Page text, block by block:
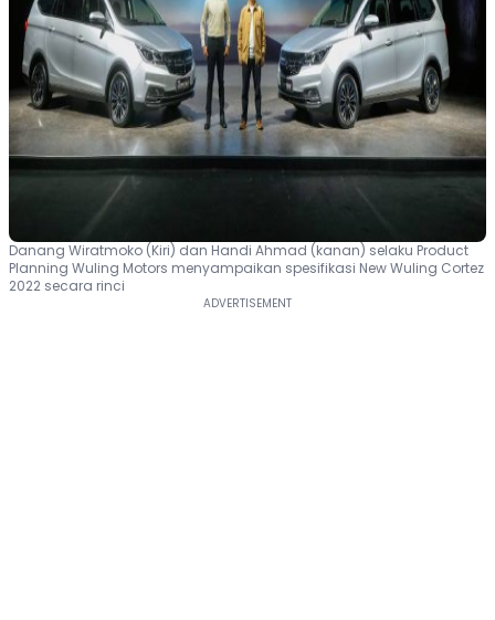
Danang Wiratmoko (Kiri) dan Handi Ahmad (kanan) selaku Product
Planning Wuling Motors menyampaikan spesifikasi New Wuling Cortez
2022 secara rinci